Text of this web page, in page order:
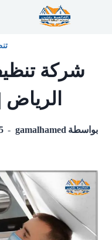
شركة
الرياض |
بواسطة gamalhamed